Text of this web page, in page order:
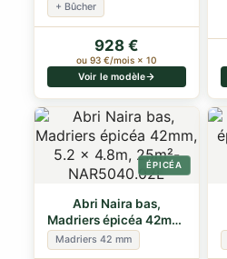
+ Bûcher
928 €
ou 93 €/mois × 10
Voir le modèle
ÉPICÉA
Abri Naira bas,
Madriers épicéa 42mm,
5.2 x 4.8m, 25…
Madriers 42 mm